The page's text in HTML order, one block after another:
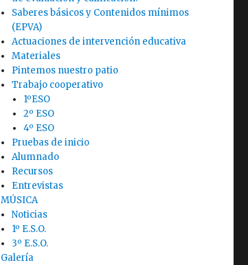
Saberes básicos y Contenidos mínimos
(EPVA)
Actuaciones de intervención educativa
Materiales
Pintemos nuestro patio
Trabajo cooperativo
1ºESO
2º ESO
4º ESO
Pruebas de inicio
Alumnado
Recursos
Entrevistas
MÚSICA
Noticias
1º E.S.O.
3º E.S.O.
Galería